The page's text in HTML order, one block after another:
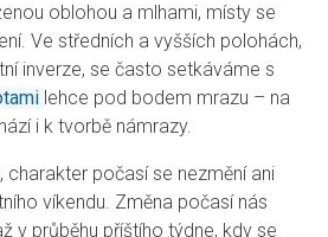
oblohou a mlhami, místy se
Ve středních a vyšších polohách,
inverze, se často setkáváme s
lehce pod bodem mrazu – na
i k tvorbě námrazy.
charakter počasí se nezmění ani
víkendu. Změna počasí nás
v průběhu příštího týdne, kdy se